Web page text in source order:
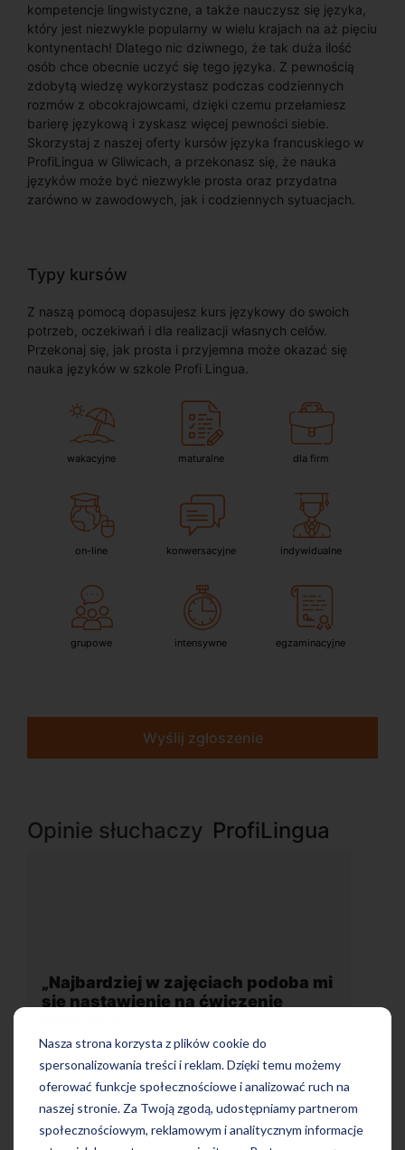
Nasza strona korzysta z plików cookie do
spersonalizowania treści i reklam. Dzięki temu możemy
oferować funkcje społecznościowe i analizować ruch na
naszej stronie. Za Twoją zgodą, udostępniamy partnerom
społecznościowym, reklamowym i analitycznym informacje
kompetencje lingwistyczne, a także nauczysz się języka,
który jest niezwykle popularny w wielu krajach na aż pięciu
kontynentach! Dlatego nic dziwnego, że tak duża ilość
osób chce obecnie uczyć się tego języka. Z pewnością
zdobytą wiedzę wykorzystasz podczas codziennych
rozmów z obcokrajowcami, dzięki czemu przełamiesz
barierę językową i zyskasz więcej pewności siebie.
Skorzystaj z naszej oferty kursów języka francuskiego w
ProfiLingua w Gliwicach, a przekonasz się, że nauka
języków może być niezwykle prosta oraz przydatna
zarówno w zawodowych, jak i codziennych sytuacjach.
Typy kursów
Z naszą pomocą dopasujesz kurs językowy do swoich
potrzeb, oczekiwań i dla realizacji własnych celów.
Przekonaj się, jak prosta i przyjemna może okazać się
nauka języków w szkole Profi Lingua.
wakacyjne maturalne dla firm
on-line konwersacyjne indywidualne
grupowe intensywne egzaminacyjne
Wyślij zgłoszenie
Opinie słuchaczy ProfiLingua
„Wygodna, nowoczesna szkoła
położona w dogodnej lokalizacji”